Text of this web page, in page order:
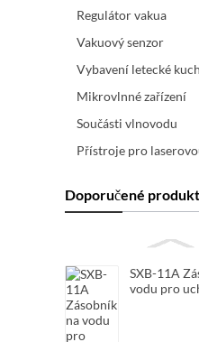
Regulátor vakua
Vakuový senzor
Vybavení letecké
Mikrovlnné zařízení
Součásti vlnovodu
Přístroje pro
Doporučené
SXB-11A
vodu pro